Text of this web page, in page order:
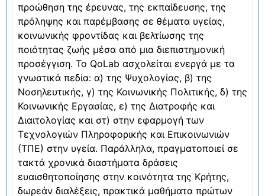
προώθηση της έρευνας, της εκπαίδευσης, της
πρόληψης και παρέμβασης σε θέματα υγείας,
κοινωνικής φροντίδας και βελτίωσης της
ποιότητας ζωής μέσα από μια διεπιστημονική
προσέγγιση. Το QoLab ασχολείται ενεργά με τα
γνωστικά πεδία: α) της Ψυχολογίας, β) της
Νοσηλευτικής, γ) της Κοινωνικής Πολιτικής, δ) της
Κοινωνικής Εργασίας, ε) της Διατροφής και
Διαιτολογίας και στ) στην εφαρμογή των
Τεχνολογιών Πληροφορικής και Επικοινωνιών
(ΤΠΕ) στην υγεία. Παράλληλα, πραγματοποιεί σε
τακτά χρονικά διαστήματα δράσεις
ευαισθητοποίησης στην κοινότητα της Κρήτης,
δωρεάν διαλέξεις, πρακτικά μαθήματα πρώτων